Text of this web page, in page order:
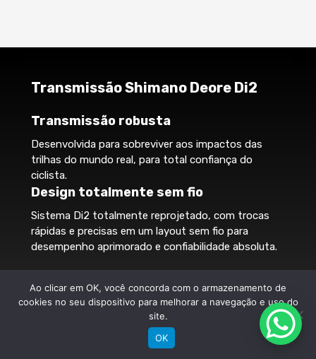
Transmissão Shimano Deore Di2
Transmissão robusta
Desenvolvida para sobreviver aos impactos das
trilhas do mundo real, para total confiança do
ciclista.
Design totalmente sem fio
Sistema Di2 totalmente reprojetado, com trocas
rápidas e precisas em um layout sem fio para
desempenho aprimorado e confiabilidade absoluta.
Controles com ajuste e sensação naturais, para que
você possa focar na trilha à frente.
Saiba mais sobre a transmissão Shimano Deore Di2!
Ao clicar em OK, você concorda com o armazenamento de
cookies no seu dispositivo para melhorar a navegação e uso do
site.
OK